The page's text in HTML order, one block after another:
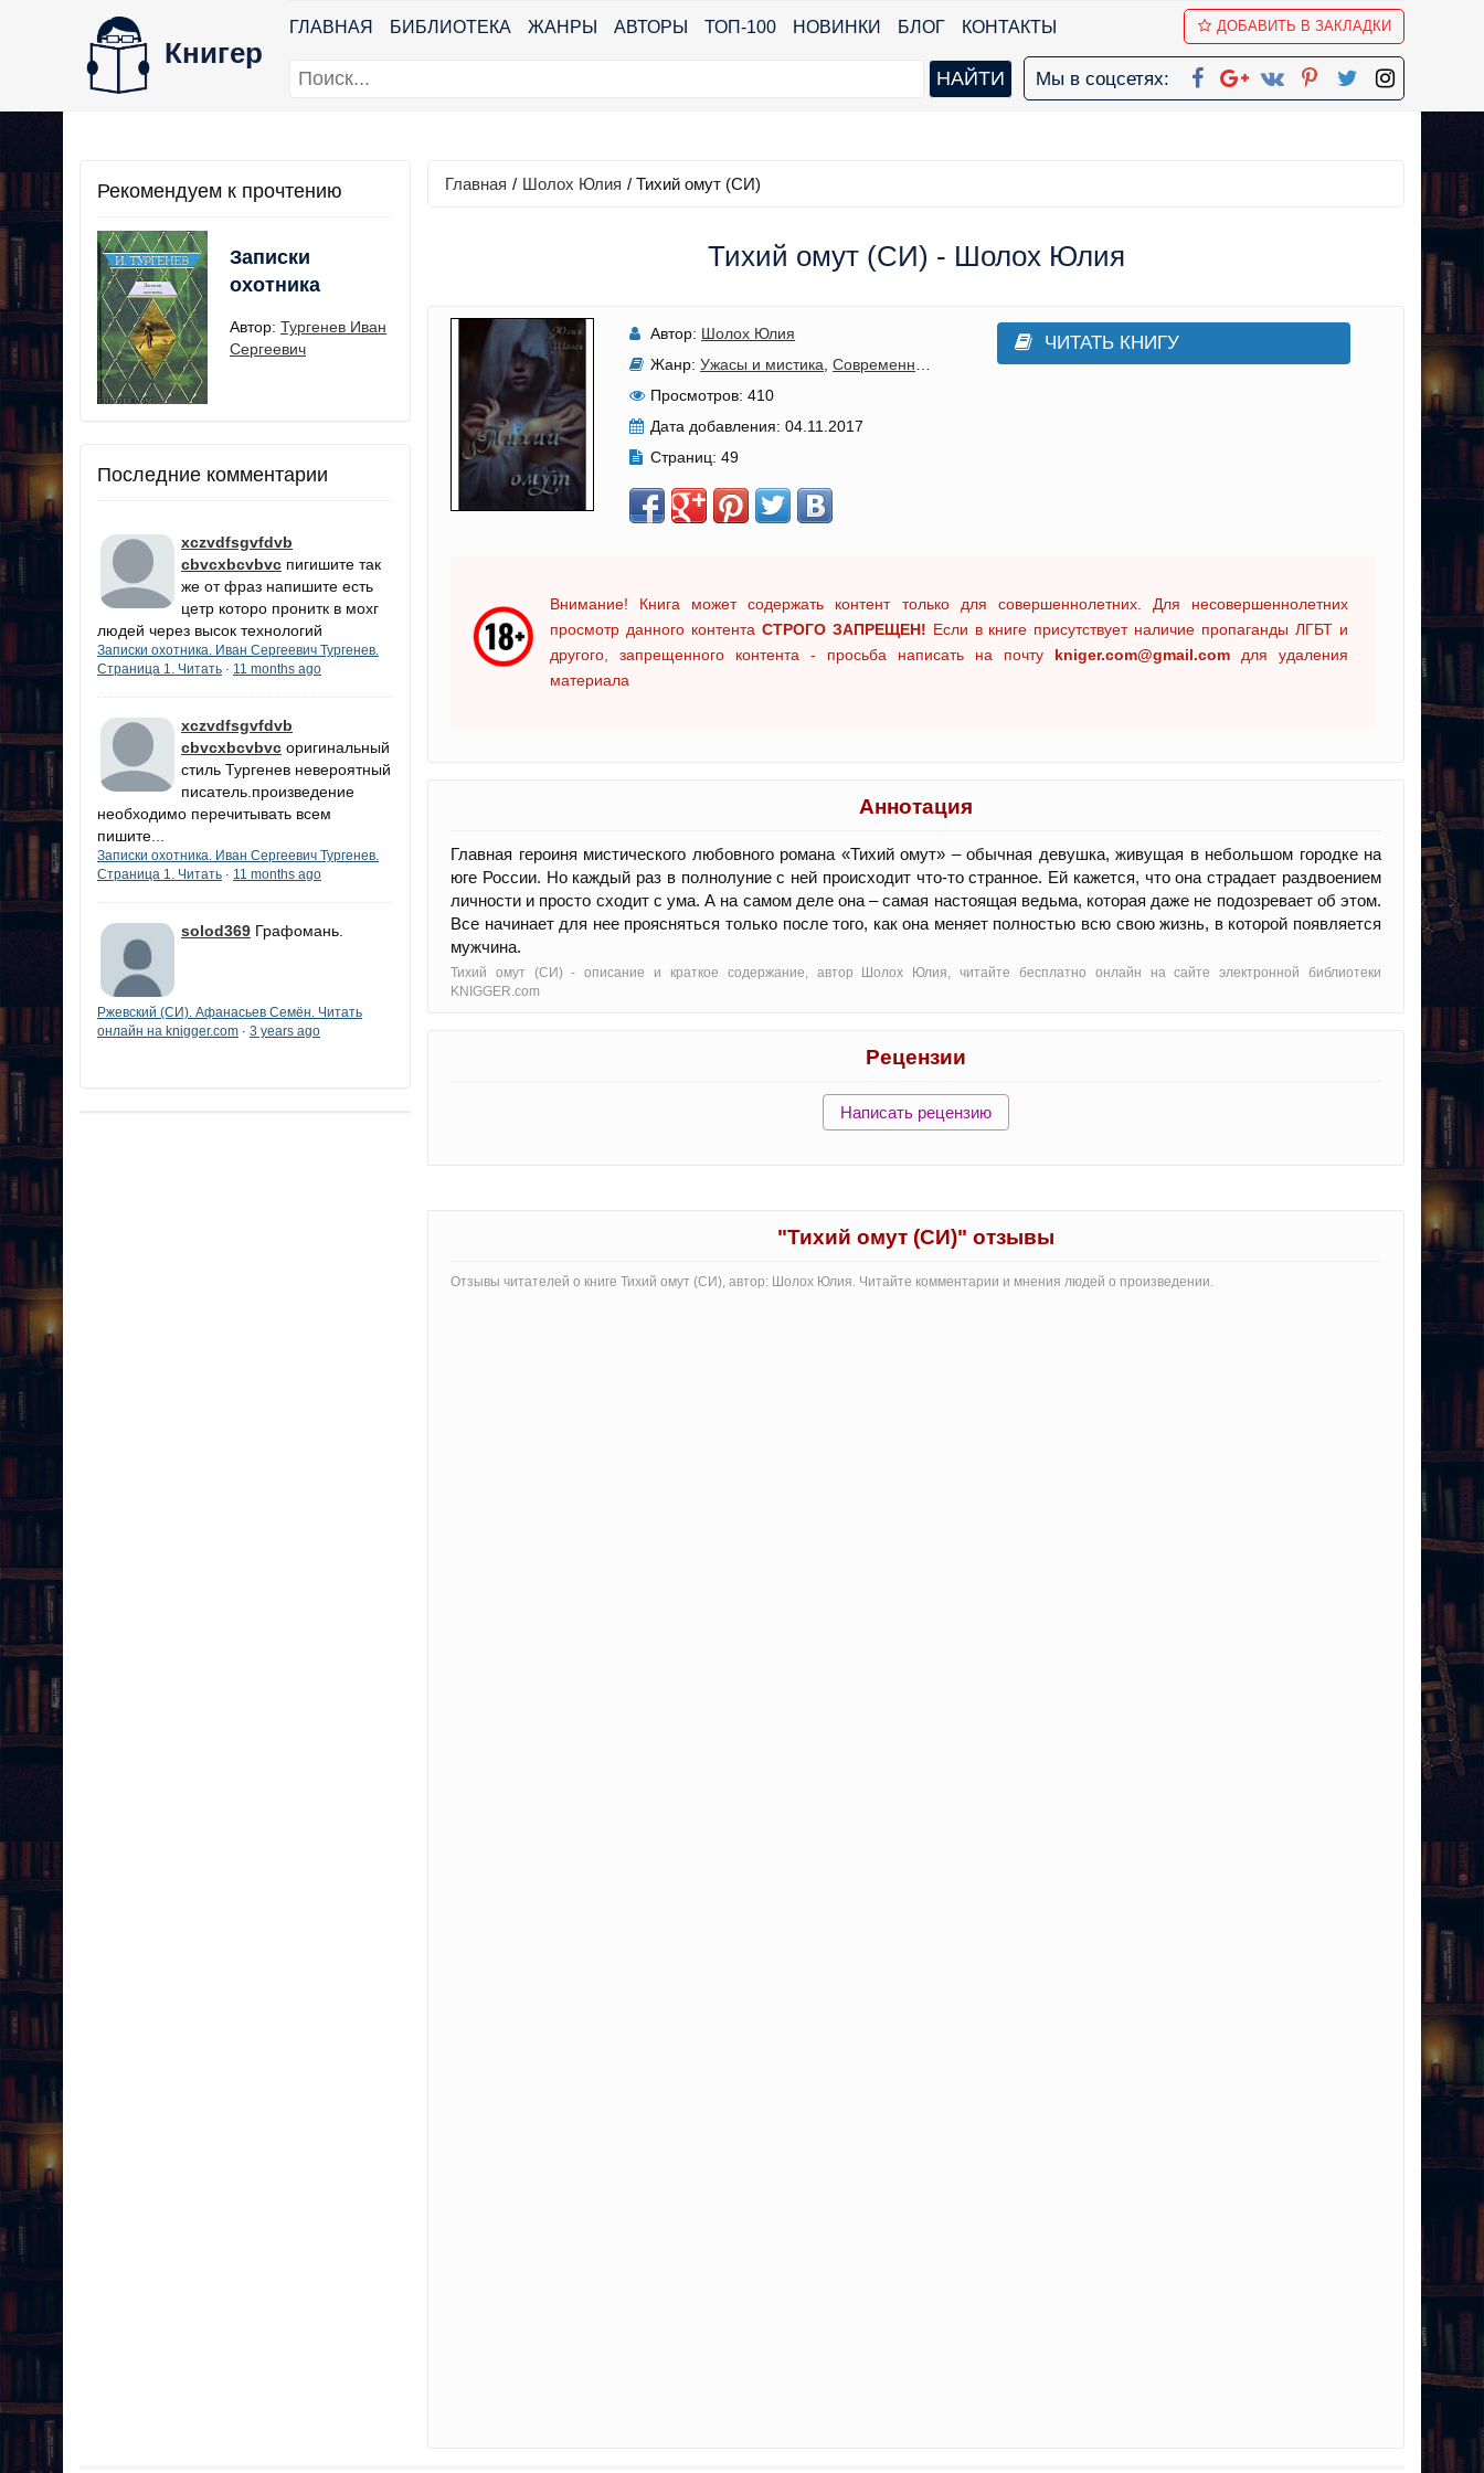
Книгер
ГЛАВНАЯ БИБЛИОТЕКА ЖАНРЫ АВТОРЫ ТОП-100 НОВИНКИ БЛОГ КОНТАКТЫ ДОБАВИТЬ В ЗАКЛАДКИ
Мы в соцсетях:
Рекомендуем к прочтению
Записки
охотника
Автор: Тургенев Иван
Сергеевич
Последние комментарии
xczvdfsgvfdvb
cbvcxbcvbvc пигишите так
же от фраз напишите есть
цетр которо пронитк в мохг
людей через высок технологий
Записки охотника. Иван Сергеевич Тургенев.
Страница 1. Читать · 11 months ago
xczvdfsgvfdvb
cbvcxbcvbvc оригинальный
стиль Тургенев невероятный
писатель.произведение
необходимо перечитывать всем
пишите...
Записки охотника. Иван Сергеевич Тургенев.
Страница 1. Читать · 11 months ago
solod369 Графомань.
Ржевский (СИ). Афанасьев Семён. Читать
онлайн на knigger.com · 3 years ago
Главная / Шолох Юлия / Тихий омут (СИ)
Тихий омут (СИ) - Шолох Юлия
Автор: Шолох Юлия
Жанр: Ужасы и мистика ,Современные любовные романы
Просмотров: 410
Дата добавления: 04.11.2017
Страниц: 49
ЧИТАТЬ КНИГУ
Внимание! Книга может содержать контент только для совершеннолетних. Для несовершеннолетних
просмотр данного контента СТРОГО ЗАПРЕЩЕН! Если в книге присутствует наличие пропаганды ЛГБТ и
другого, запрещенного контента - просьба написать на почту kniger.com@gmail.com для удаления
материала
Аннотация
Главная героиня мистического любовного романа «Тихий омут» – обычная девушка, живущая в небольшом городке на
юге России. Но каждый раз в полнолуние с ней происходит что-то странное. Ей кажется, что она страдает раздвоением
личности и просто сходит с ума. А на самом деле она – самая настоящая ведьма, которая даже не подозревает об этом.
Все начинает для нее проясняться только после того, как она меняет полностью всю свою жизнь, в которой появляется
мужчина.
Тихий омут (СИ) - oписание и краткое содержание, автор Шолох Юлия, читайте бесплатно онлайн на сайте электронной библиотеки
KNIGGER.com
Рецензии
Написать рецензию
"Тихий омут (СИ)" отзывы
Отзывы читателей о книге Тихий омут (СИ), автор: Шолох Юлия. Читайте комментарии и мнения людей о произведении.